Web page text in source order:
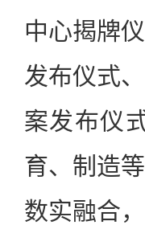
中心揭牌
发布仪式
案发布仪
育、制造
数实融合